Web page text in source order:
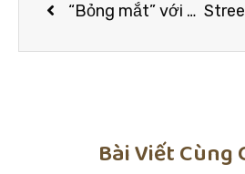
“Bỏng mắt” với hình thể của dàn thí sinh nữ tranh chiếc vé đầu tiên vào nhà chung “Vietnam’s Next Top Model 2019”
Bài Viết Cùng